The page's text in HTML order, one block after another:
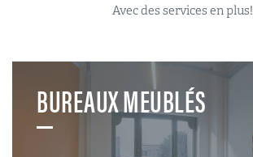
Avec des services en plus!
BUREAUX MEUBLÉS